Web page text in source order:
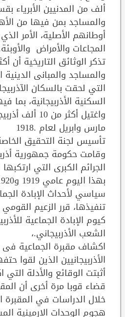
ألف من المدنيين الأبرياء
والمساجد بمن فيها من
أوطانهم الأصلية، الأمر
المجاعات والأمراض
تذكر الوثائق التاريخية أن
والمساجد والمبانى
التي لحقت بالسكان
مارس وابريل لعام .1918
تأسيس لجنة التحقيق
وقامت حكومة جمهورية
سياسي لأحداث الإبادة
كيوم الإبادة الجماعية
الشعب الأذربيجاني.،
اكشاف مقبرة الجماعية فى
الأذربيجانيين الذين لقوا
أثبتت الوقائع والأدلة
خلال الدراسات في